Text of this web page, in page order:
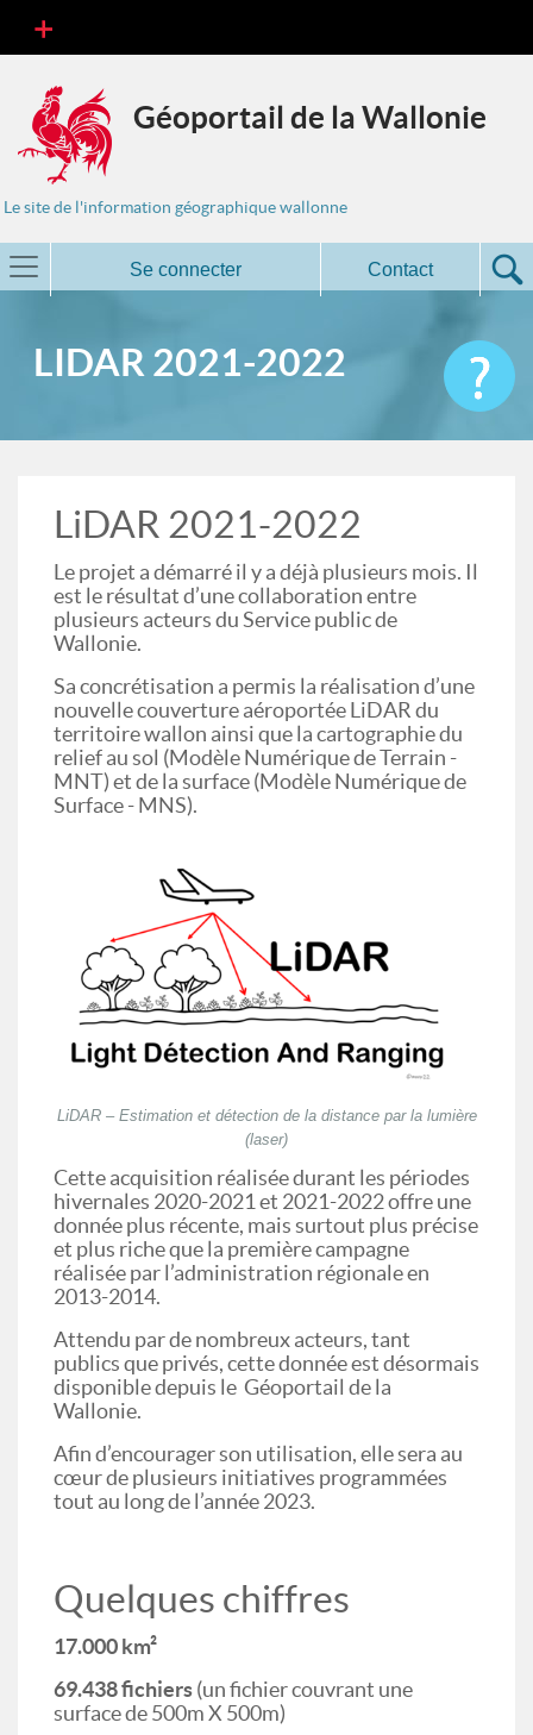
Géoportail de la Wallonie
Le site de l'information géographique wallonne
Se connecter Contact
LIDAR 2021-2022
LiDAR 2021-2022
Le projet a démarré il y a déjà plusieurs mois. Il
est le résultat d’une collaboration entre
plusieurs acteurs du Service public de
Wallonie.
Sa concrétisation a permis la réalisation d’une
nouvelle couverture aéroportée LiDAR du
territoire wallon ainsi que la cartographie du
relief au sol (Modèle Numérique de Terrain -
MNT) et de la surface (Modèle Numérique de
Surface - MNS).
LiDAR – Estimation et détection de la distance par la lumière
(laser)
Cette acquisition réalisée durant les périodes
hivernales 2020-2021 et 2021-2022 offre une
donnée plus récente, mais surtout plus précise
et plus riche que la première campagne
réalisée par l’administration régionale en
2013-2014.
Attendu par de nombreux acteurs, tant
publics que privés, cette donnée est désormais
disponible depuis le Géoportail de la
Wallonie.
Afin d’encourager son utilisation, elle sera au
cœur de plusieurs initiatives programmées
tout au long de l’année 2023.
Quelques chiffres
17.000 km²
69.438 fichiers(un fichier couvrant une
surface de 500m X 500m)